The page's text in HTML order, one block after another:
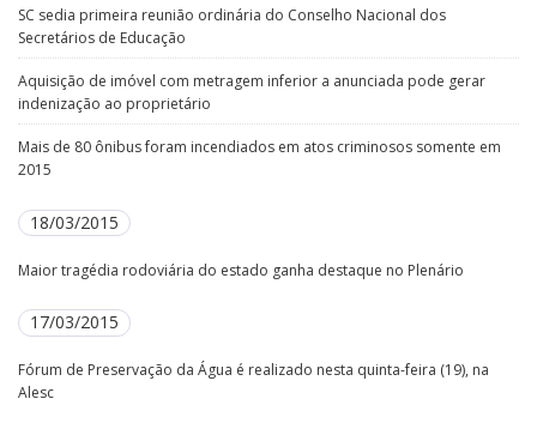
SC sedia primeira reunião ordinária do Conselho Nacional dos
Secretários de Educação
Aquisição de imóvel com metragem inferior a anunciada pode gerar
indenização ao proprietário
Mais de 80 ônibus foram incendiados em atos criminosos somente em
2015
18/03/2015
Maior tragédia rodoviária do estado ganha destaque no Plenário
17/03/2015
Fórum de Preservação da Água é realizado nesta quinta-feira (19), na
Alesc